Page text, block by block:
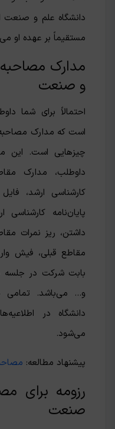
دانشگاه علم و
مستقیماً بر عهده او
مدارک
و صنعت
احتمالاً برای شما
است که مدارک
چیزهایی است. این
داوطلب، مدارک
کارشناسی ارشد،
پایان‌نامه
داشتن، ریز نمرات
مقاطع قبلی، فیش
بابت شرکت در
و… می‌باشد. تمامی
دانشگاه در
می‌شود.
پیشنهاد مطالعه:
رزومه برای
صنعت